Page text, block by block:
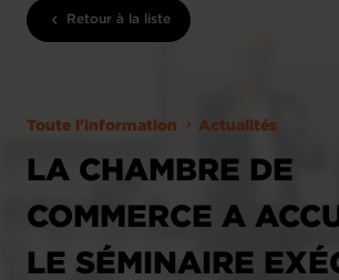
Retour à la liste
Toute l'information Actualités
LA CHAMBRE DE
COMMERCE A
LE SÉMINAIRE